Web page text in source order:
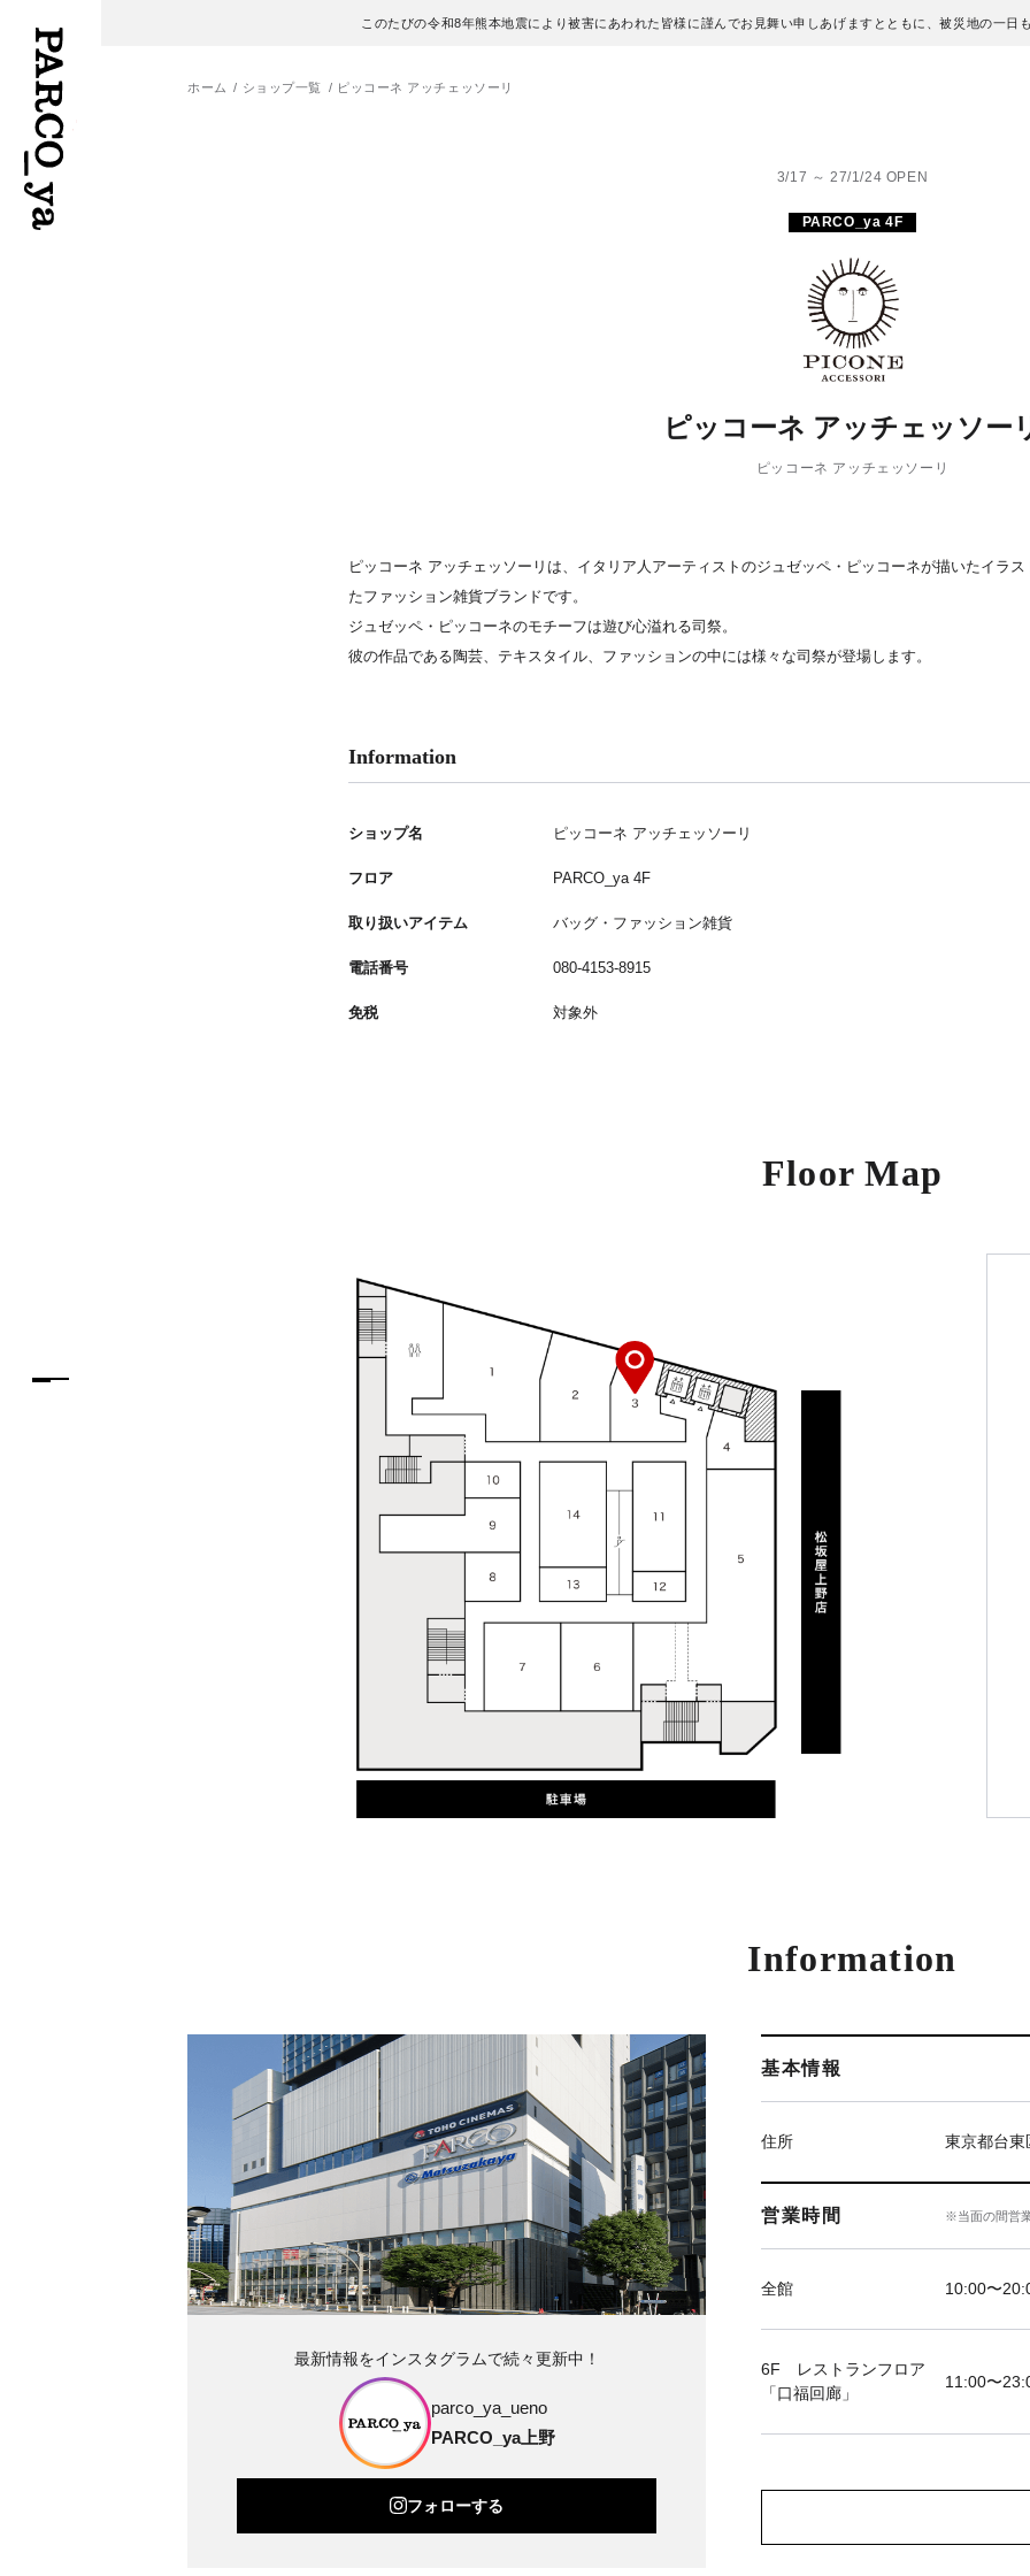
このたびの令和8年熊本地震により被害にあわれた皆様に謹んでお見舞い申しあげますとともに、被災地の一日
ホーム ショップ一覧 ピッコーネ アッチェッソーリ
3/17 ～ 27/1/24 OPEN
PARCO_ya 4F
ピッコーネ アッチェッソー
ピッコーネ アッチェッソーリ
ピッコーネ アッチェッソーリは、イタリア人アーティストのジュゼッペ・ピッコーネが描いたイラ
たファッション雑貨ブランドです。
ジュゼッペ・ピッコーネのモチーフは遊び心溢れる司祭。
彼の作品である陶芸、テキスタイル、ファッションの中には様々な司祭が登場します。
Information
ショップ名 ピッコーネ アッチェッソーリ
フロア PARCO_ya 4F
取り扱いアイテム バッグ・ファッション雑貨
電話番号 080-4153-8915
免税 対象外
Floor Map
Information
基本情報
住所 東京都台
営業時間 ※当面の間営
全館 10:00〜
6F レストランフロア
「口福回廊」
11:00〜
最新情報をインスタグラムで続々更新中！
parco_ya_ueno
PARCO_ya上野
フォローする